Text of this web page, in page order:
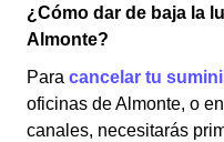
¿Cómo dar de baja la
Almonte?
Para cancelar tu
oficinas de Almonte, o
canales, necesitarás